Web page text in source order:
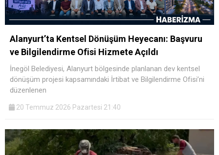
Alanyurt’ta Kentsel Dönüşüm Heyecanı: Başvuru
ve Bilgilendirme Ofisi Hizmete Açıldı
İnegöl Belediyesi, Alanyurt bölgesinde planlanan dev kentsel
dönüşüm projesi kapsamındaki İrtibat ve Bilgilendirme Ofisi’ni
düzenlenen
20 Temmuz 2026 Pazartesi 21:40